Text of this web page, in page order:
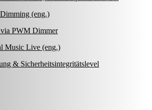
(eng.)
PWM Dimmer
Music Live (eng.)
& Sicherheitsintegritätslevel